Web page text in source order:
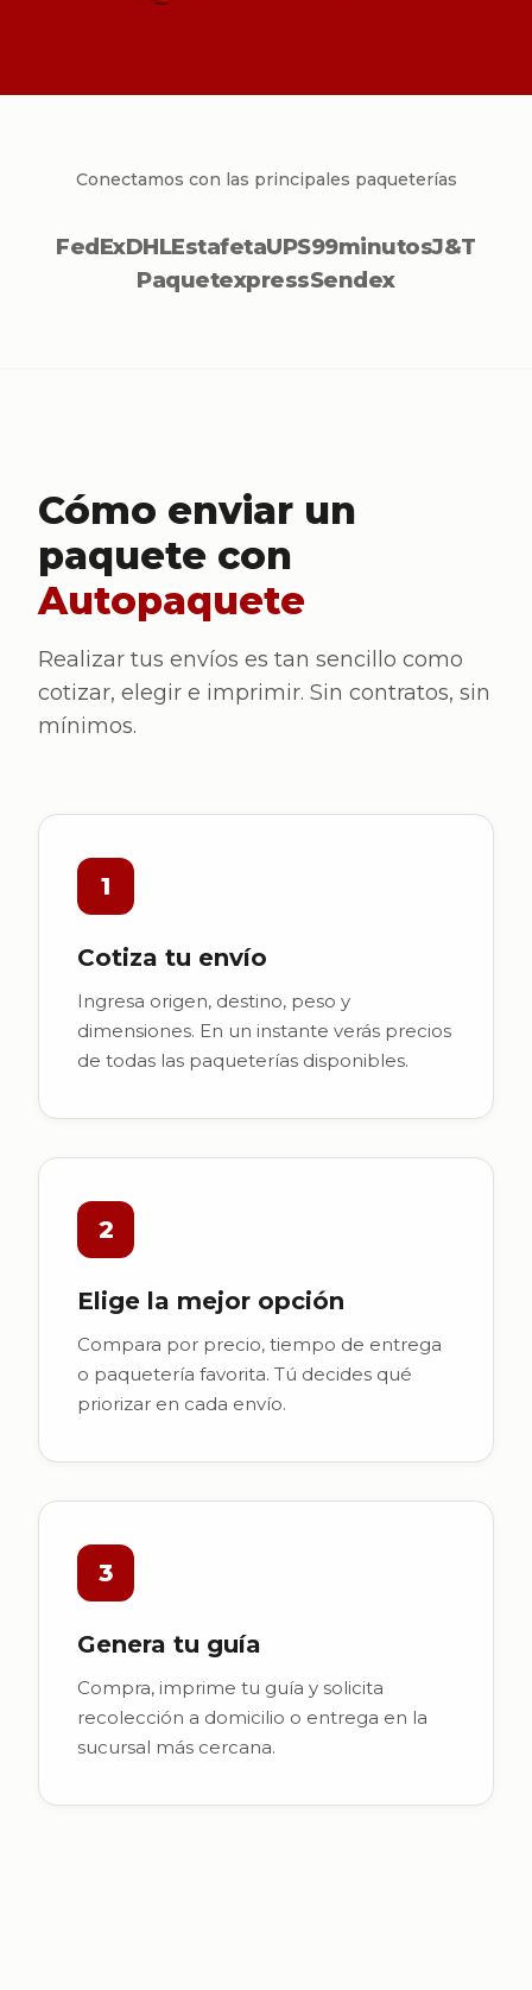
Conectamos con las principales paqueterías
FedExDHLEstafetaUPS99minutosJ&T
PaquetexpressSendex
Cómo enviar un
paquete con
Autopaquete
Realizar tus envíos es tan sencillo como
cotizar, elegir e imprimir. Sin contratos, sin
mínimos.
1
Cotiza tu envío
Ingresa origen, destino, peso y
dimensiones. En un instante verás precios
de todas las paqueterías disponibles.
2
Elige la mejor opción
Compara por precio, tiempo de entrega
o paquetería favorita. Tú decides qué
priorizar en cada envío.
3
Genera tu guía
Compra, imprime tu guía y solicita
recolección a domicilio o entrega en la
sucursal más cercana.